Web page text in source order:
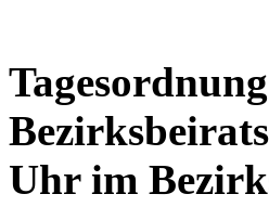
Uhr im